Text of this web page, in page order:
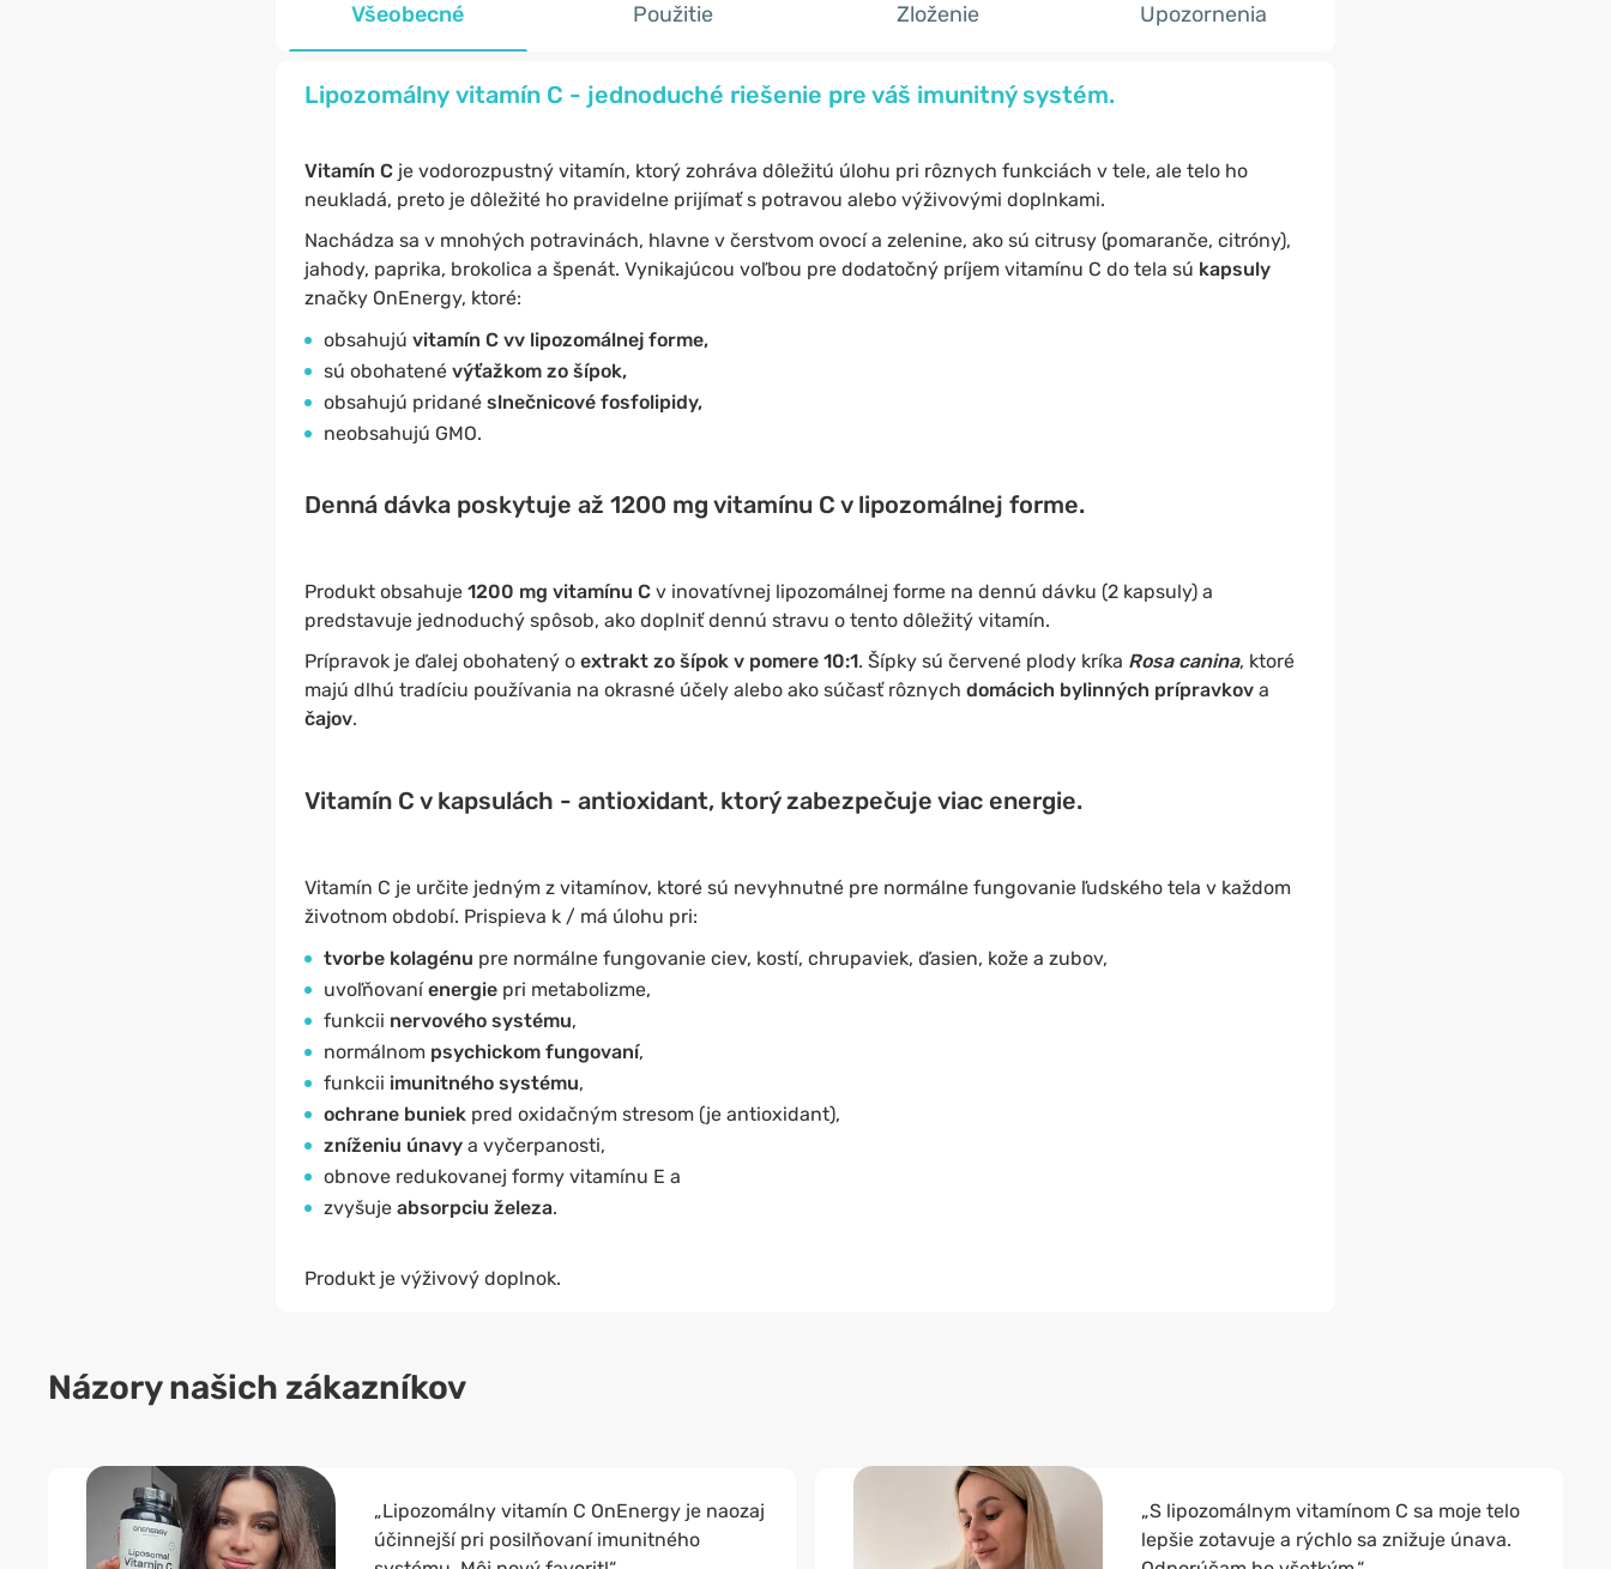
Všeobecné Použitie Zloženie Upozornenia
Lipozomálny vitamín C - jednoduché riešenie pre váš imunitný systém.
Vitamín Cje vodorozpustný vitamín, ktorý zohráva dôležitú úlohu pri rôznych funkciách v tele, ale telo ho
neukladá, preto je dôležité ho pravidelne prijímať s potravou alebo výživovými doplnkami.
Nachádza sa v mnohých potravinách, hlavne v čerstvom ovocí a zelenine, ako sú citrusy (pomaranče, citróny),
jahody, paprika, brokolica a špenát. Vynikajúcou voľbou pre dodatočný príjem vitamínu C do tela sú kapsuly
značky OnEnergy, ktoré:
obsahujú vitamín C vv lipozomálnej forme,
sú obohatené výťažkom zo šípok,
obsahujú pridané slnečnicové fosfolipidy,
neobsahujú GMO.
Denná dávka poskytuje až 1200 mg vitamínu C v lipozomálnej forme.
Produkt obsahuje 1200 mg vitamínu C v inovatívnej lipozomálnej forme na dennú dávku (2 kapsuly) a
predstavuje jednoduchý spôsob, ako doplniť dennú stravu o tento dôležitý vitamín.
Prípravok je ďalej obohatený o extrakt zo šípok v pomere 10:1. Šípky sú červené plody kríka Rosa canina, ktoré
majú dlhú tradíciu používania na okrasné účely alebo ako súčasť rôznych domácich bylinných prípravkov a
čajov.
Vitamín C v kapsulách - antioxidant, ktorý zabezpečuje viac energie.
Vitamín C je určite jedným z vitamínov, ktoré sú nevyhnutné pre normálne fungovanie ľudského tela v každom
životnom období. Prispieva k / má úlohu pri:
tvorbe kolagénu pre normálne fungovanie ciev, kostí, chrupaviek, ďasien, kože a zubov,
uvoľňovaníenergie pri metabolizme,
funkcii nervového systému,
normálnom psychickom fungovaní,
funkcii imunitného systému,
ochrane buniek pred oxidačným stresom (je antioxidant),
zníženiu únavy a vyčerpanosti,
obnove redukovanej formy vitamínu E a
zvyšuje absorpciu železa.
Produkt je výživový doplnok.
Názory našich zákazníkov
„Lipozomálny vitamín C OnEnergy je naozaj
účinnejší pri posilňovaní imunitného
„S lipozomálnym vitamínom C sa moje telo
lepšie zotavuje a rýchlo sa znižuje únava.